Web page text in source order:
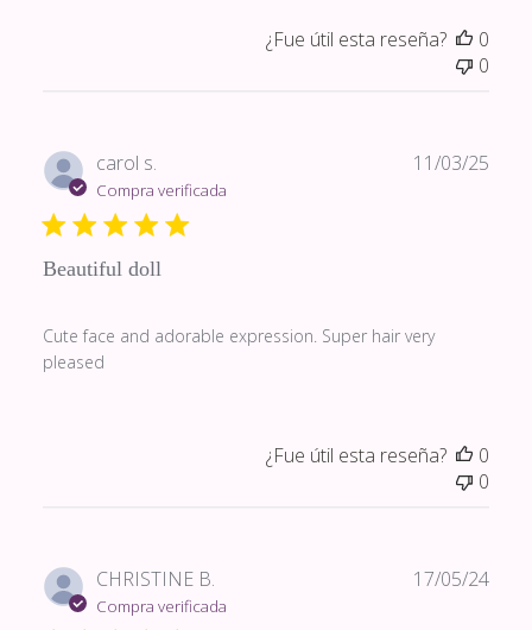
¿Fue útil esta reseña?
0
0
carol s.
Compra verificada
Beautiful doll
Cute face and adorable expression. Super hair very
pleased
11/03/25
¿Fue útil esta reseña?
0
0
CHRISTINE B.
Compra verificada
17/05/24